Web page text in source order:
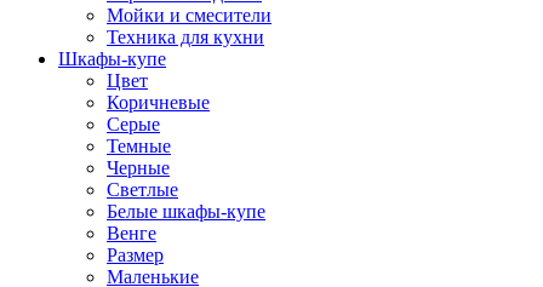
Мойки и смесители
Техника для кухни
Шкафы-купе
Цвет
Коричневые
Серые
Темные
Черные
Светлые
Белые шкафы-купе
Венге
Размер
Маленькие